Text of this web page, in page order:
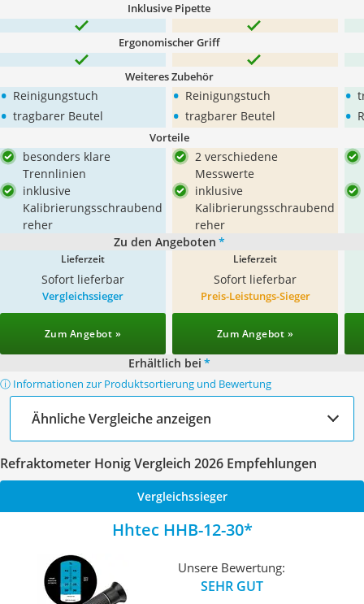
Inklusive Pipette
Ergonomischer Griff
Weiteres Zubehör
• Reinigungstuch
• tragbarer Beutel
• Reinigungstuch
• tragbarer Beutel
•
•
Vorteile
besonders klare
Trennlinien
inklusive
Kalibrierungsschraubend
reher
2 verschiedene
Messwerte
inklusive
Kalibrierungsschraubend
reher
Zu den Angeboten *
Lieferzeit
Sofort lieferbar
Lieferzeit
Sofort lieferbar
Vergleichssieger
Zum Angebot »
Preis-Leistungs-Sieger
Zum Angebot »
Erhältlich bei *
ⓘ Informationen zur Produktsortierung und Bewertung
Ähnliche Vergleiche anzeigen
Refraktometer Honig Vergleich 2026 Empfehlungen
Vergleichssieger
Hhtec HHB-12-30
Unsere Bewertung:
SEHR GUT